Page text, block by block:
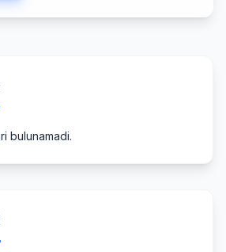
bulunamadi.